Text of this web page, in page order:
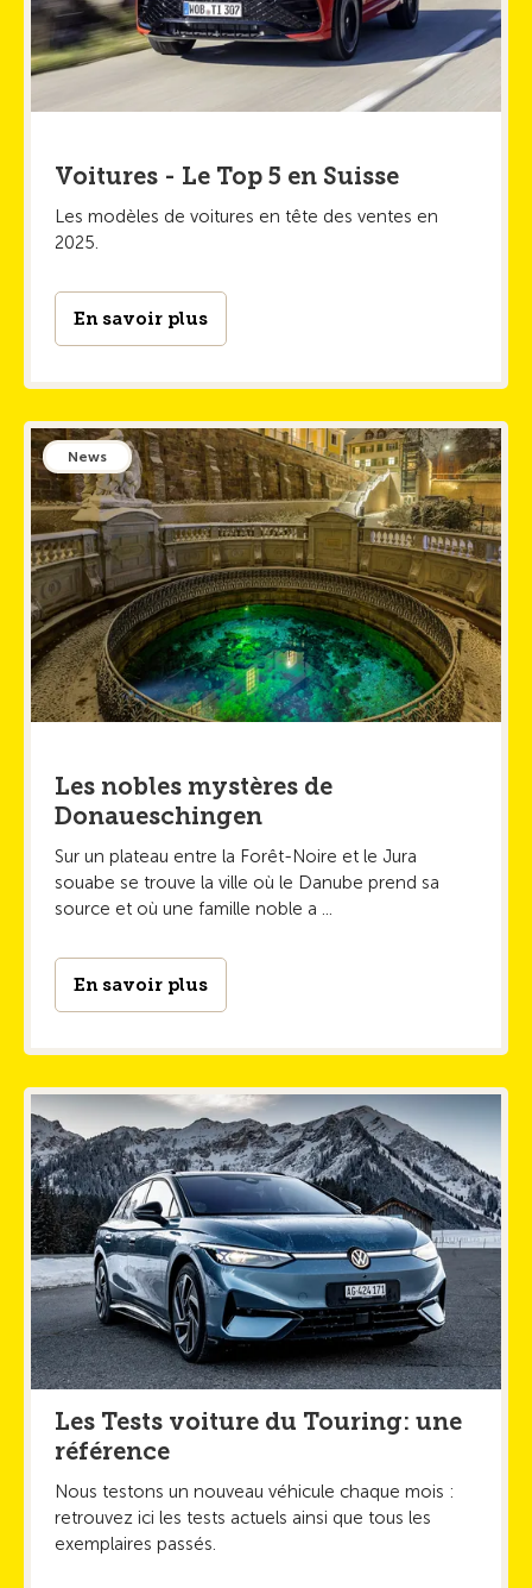
Voitures - Le Top 5 en Suisse
Les modèles de voitures en tête des ventes en
2025.
En savoir plus
News
Les nobles mystères de
Donaueschingen
Sur un plateau entre la Forêt-Noire et le Jura
souabe se trouve la ville où le Danube prend sa
source et où une famille noble a ...
En savoir plus
Les Tests voiture du Touring: une
référence
Nous testons un nouveau véhicule chaque mois :
retrouvez ici les tests actuels ainsi que tous les
exemplaires passés.